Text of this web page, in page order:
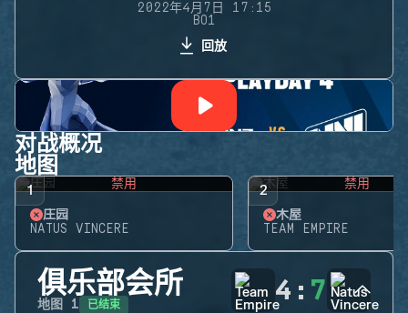
2022年4月7日 17:15
BO1
回放
对战概况
地图
1 禁用
庄园
NATUS VINCERE
2 禁用
木屋
TEAM EMPIRE
俱乐部会所
地图 1 已结束 4 : 7